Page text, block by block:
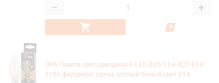
− +
ЭРА Лампа светодиодная F-LED B35-11w-827-E14
11Вт филамент свеча теплый белый свет Е14